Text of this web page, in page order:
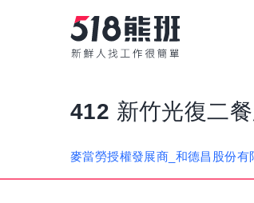
412 新竹光復二
麥當勞授權發展商_和德昌股份有